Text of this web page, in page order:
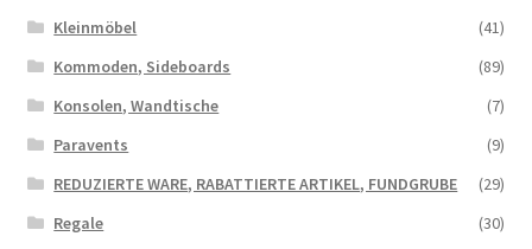
Kleinmöbel
(41)
Kommoden, Sideboards
(89)
Konsolen, Wandtische
(7)
Paravents
(9)
REDUZIERTE WARE, RABATTIERTE ARTIKEL, FUNDGRUBE
(29)
Regale
(30)